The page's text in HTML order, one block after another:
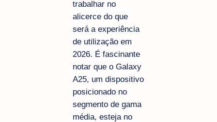
trabalhar no
alicerce do que
será a experiência
de utilização em
2026. É fascinante
notar que o Galaxy
A25, um dispositivo
posicionado no
segmento de gama
média, esteja no